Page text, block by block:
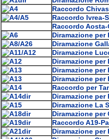
Raccordo
Raccordo Ivrea-
Raccordo
Diramazione per
Diramazione
Diramazione
Diramazione per
Diramazione per
Diramazione per
Raccordo per
Diramazione per
Diramazione La
Diramazione per
Raccordo A19-
Diramazione per